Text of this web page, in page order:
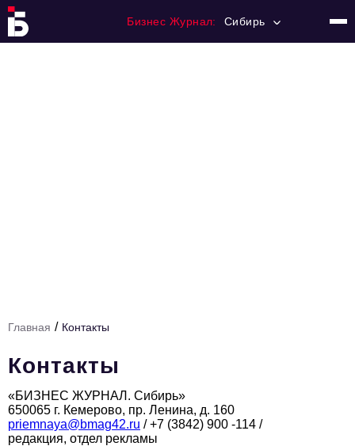
Бизнес Журнал: Сибирь
Вокруг бизнеса
Инновации
Медицина
Главная / Контакты
Контакты
«БИЗНЕС ЖУРНАЛ. Сибирь»
650065 г. Кемерово, пр. Ленина, д. 160
priemnaya@bmag42.ru / +7 (3842) 900 -114 /
редакция, отдел рекламы